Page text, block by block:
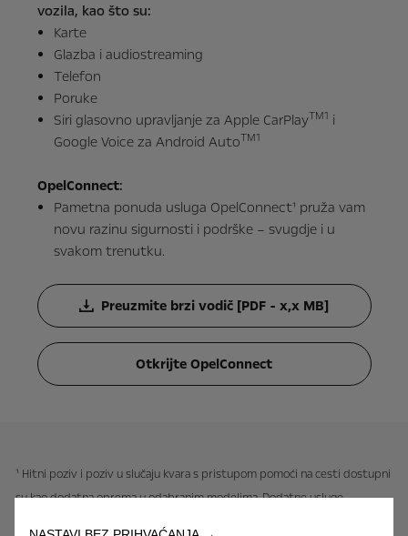
vozila, kao što su:
Karte
Glazba i audiostreaming
Telefon
Poruke
Siri glasovno upravljanje za Apple CarPlayTM1 i
Google Voice za Android AutoTM1
OpelConnect:
Pametna ponuda usluga OpelConnect¹ pruža vam
novu razinu sigurnosti i podrške – svugdje i u
svakom trenutku.
Preuzmite brzi vodič [PDF - x,x MB]
Otkrijte OpelConnect
¹ Hitni poziv i poziv u slučaju kvara s pristupom pomoći na cesti dostupni
su kao dodatna oprema u odabranim modelima. Dodatne usluge